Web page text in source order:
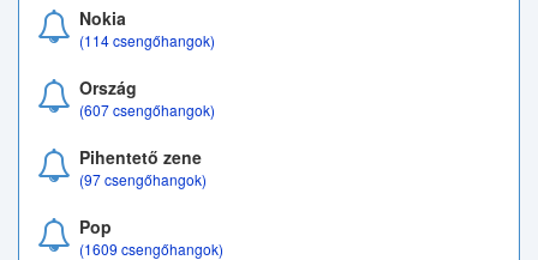
Nokia
(114 csengőhangok)
Ország
(607 csengőhangok)
Pihentető zene
(97 csengőhangok)
Pop
(1609 csengőhangok)